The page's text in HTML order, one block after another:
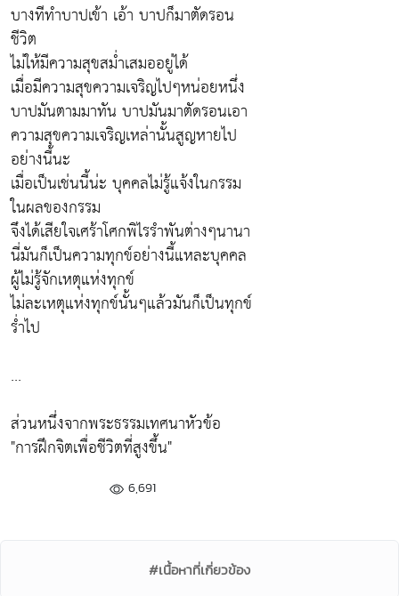
บางทีทำบาปเข้า เอ้า บาปก็มาตัดรอน
ชีวิต
ไม่ให้มีความสุขสม่ำเสมออยู่ได้
เมื่อมีความสุขความเจริญไปๆหน่อยหนึ่ง
บาปมันตามมาทัน บาปมันมาตัดรอนเอา
ความสุขความเจริญเหล่านั้นสูญหายไป
อย่างนี้นะ
เมื่อเป็นเช่นนี้น่ะ บุคคลไม่รู้แจ้งในกรรม
ในผลของกรรม
จึงได้เสียใจเศร้าโศกพิไรรำพันต่างๆนานา
นี่มันก็เป็นความทุกข์อย่างนี้แหละบุคคล
ผู้ไม่รู้จักเหตุแห่งทุกข์
ไม่ละเหตุแห่งทุกข์นั้นๆแล้วมันก็เป็นทุกข์
ร่ำไป
...
ส่วนหนึ่งจากพระธรรมเทศนาหัวข้อ
"การฝึกจิตเพื่อชีวิตที่สูงขึ้น"
6,691
#เนื้อหาที่เกี่ยวข้อง